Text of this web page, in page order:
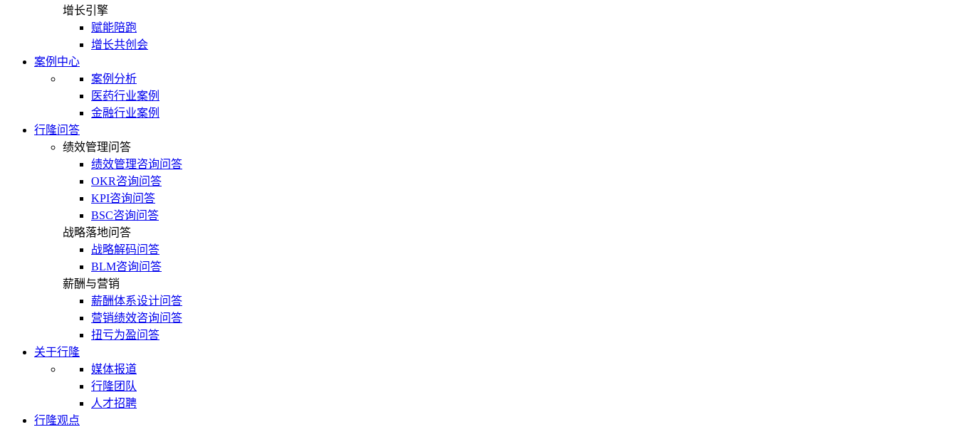
增长引擎
赋能陪跑
增长共创会
案例中心
案例分析
医药行业案例
金融行业案例
行隆问答
绩效管理问答
绩效管理咨询问答
OKR咨询问答
KPI咨询问答
BSC咨询问答
战略落地问答
战略解码问答
BLM咨询问答
薪酬与营销
薪酬体系设计问答
营销绩效咨询问答
扭亏为盈问答
关于行隆
媒体报道
行隆团队
人才招聘
行隆观点